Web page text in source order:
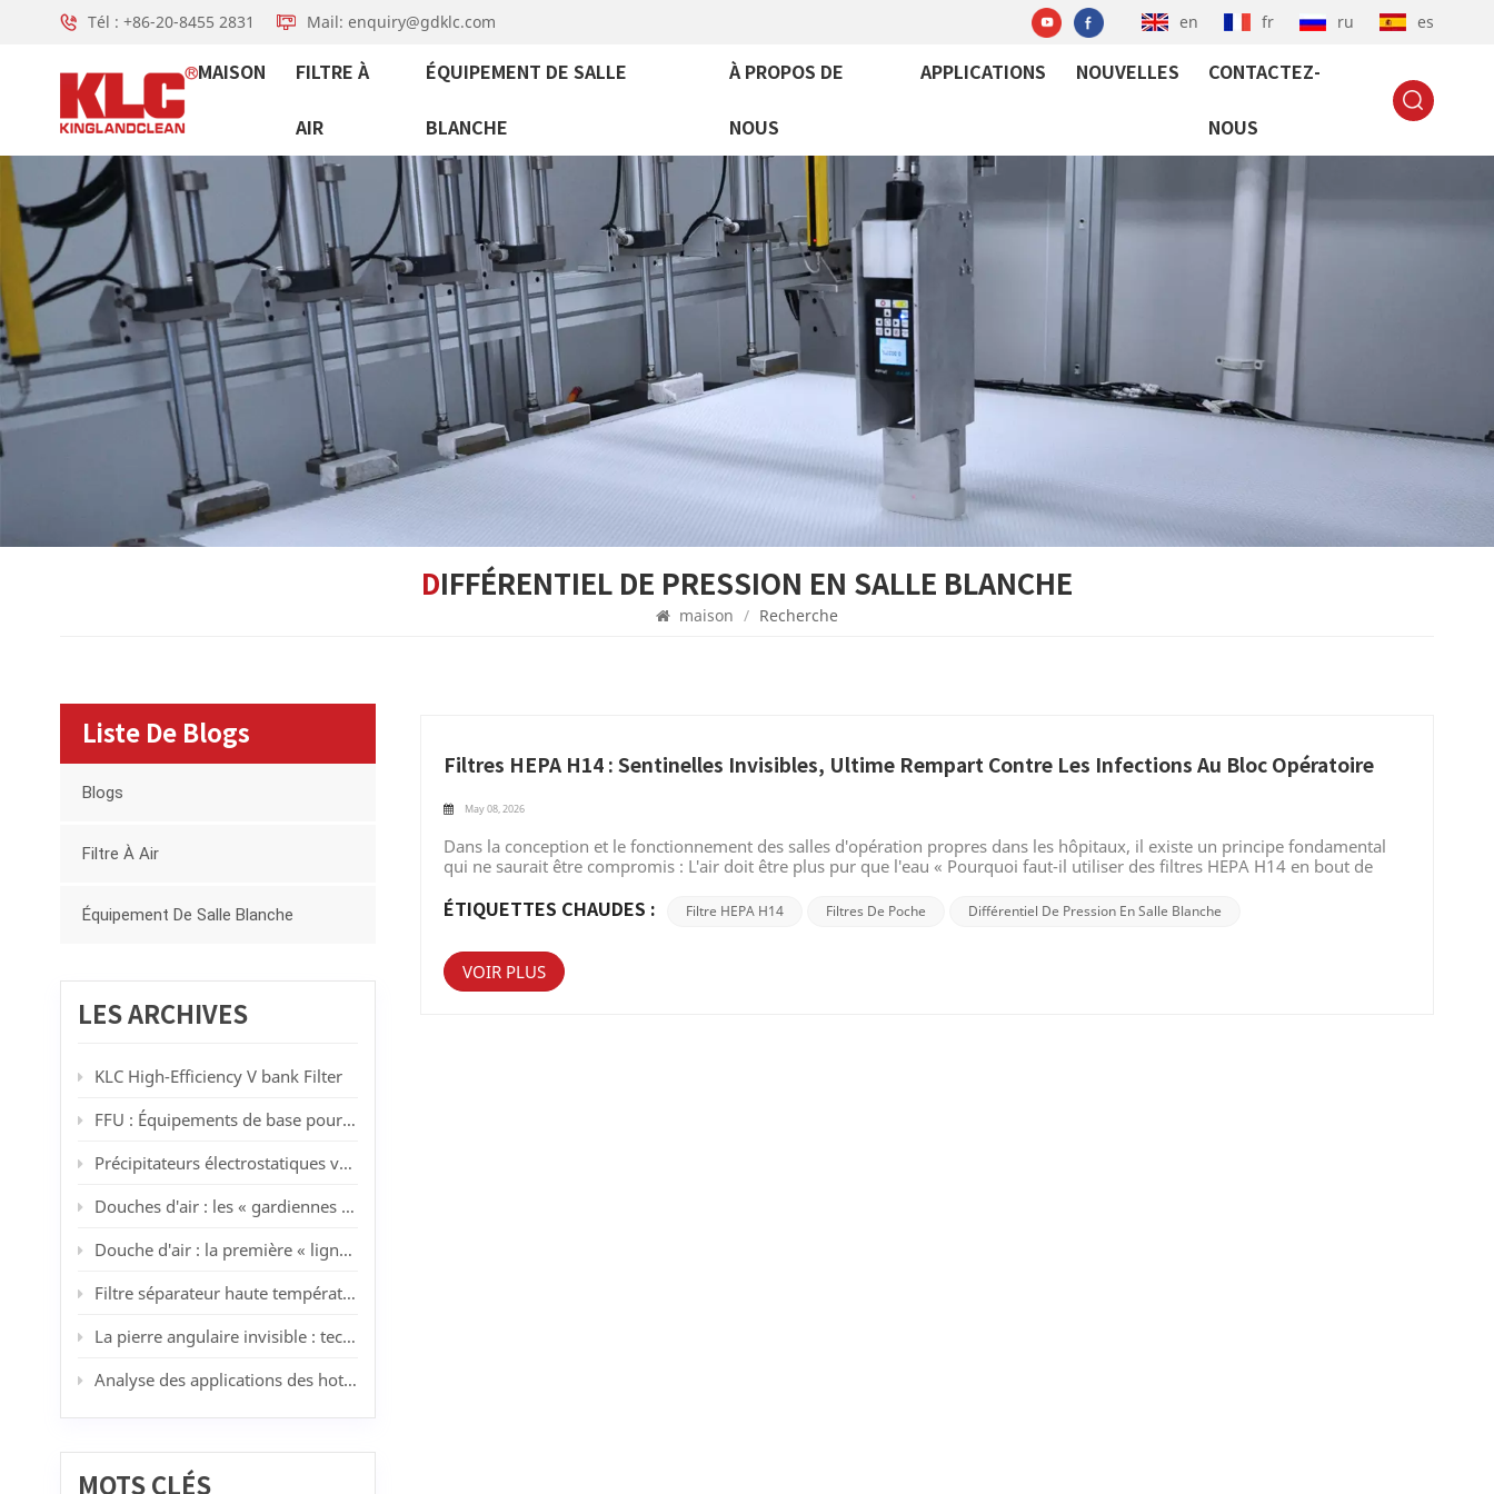
Tél : +86-20-8455 2831 Mail: enquiry@gdklc.com en fr ru es
MAISON FILTRE À
AIR
ÉQUIPEMENT DE SALLE
BLANCHE
À PROPOS DE
NOUS
APPLICATIONS NOUVELLES CONTACTEZ-
NOUS
DIFFÉRENTIEL DE PRESSION EN SALLE BLANCHE
maison / Recherche
Filtres HEPA H14 : Sentinelles Invisibles, Ultime Rempart Contre Les Infections Au Bloc Opératoire
May 08, 2026
Dans la conception et le fonctionnement des salles d'opération propres dans les hôpitaux, il existe un principe fondamental
qui ne saurait être compromis : L'air doit être plus pur que l'eau « Pourquoi faut-il utiliser des filtres HEPA H14 en bout de
exigences strictes en matière de contrôle des infections médicales. Qu’est-ce que le H14 ? Pourquoi est-il considéré comme
la référence en salle d’opération ?Premièrement, nous devons clarifier la définition de un Filtre HEPA H14 Conformément à la
norme internationale ISO 29463, les filtres H14 présentent une efficacité de filtration extrêmement élevée ; pour les particules
les plus difficiles à filtrer (MPPS) de la gamme 0,1-0,2 μm, leur efficacité de filtration doit dépasser 99,995% Cela signifie que
sur 100 000 particules à fort pouvoir de pénétration, moins de 5 ont une chance d'échapper à son interception. En milieu
ÉTIQUETTES CHAUDES : Filtre HEPA H14 Filtres De Poche Différentiel De Pression En Salle Blanche
VOIR PLUS
Liste De Blogs
Blogs
Filtre À Air
Équipement De Salle Blanche
LES ARCHIVES
KLC High-Efficiency V bank Filter
FFU : Équipements de base pour salles blanches modernes
Précipitateurs électrostatiques vs filtres HEPA : quand la filtration lavable surpasse les médias jetables
Douches d'air : les « gardiennes » des salles blanches
Douche d'air : la première « ligne de défense pour la purification » des salles blanches
Filtre séparateur haute température 450 °C de KLC : résoudre les problèmes de filtration à haute température dans la peinture au pistolet et la fabrication automobile
La pierre angulaire invisible : technologies des salles blanches, industrie et tendances futures
Analyse des applications des hottes à flux laminaire dans différents secteurs industriels : des principes de base aux scénarios pratiques
MOTS CLÉS